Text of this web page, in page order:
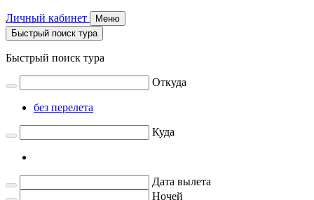
Личный кабинет
Меню
Быстрый поиск тура
Быстрый поиск тура
Откуда
без перелета
Куда
Дата вылета
Ночей